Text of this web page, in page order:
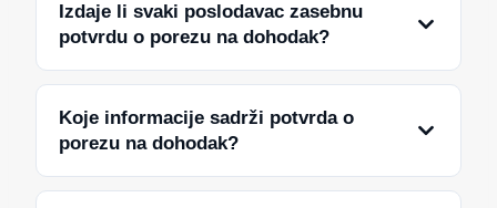
Izdaje li svaki poslodavac zasebnu
potvrdu o porezu na dohodak?
Koje informacije sadrži potvrda o
porezu na dohodak?